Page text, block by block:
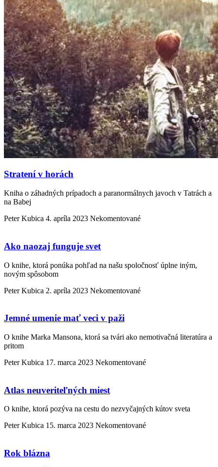
Stratení v horách
Kniha o záhadných prípadoch a paranormálnych javoch v Tatrách a
na Babej
Peter Kubica 4. apríla 2023 Nekomentované
Ako naozaj funguje svet
O knihe, ktorá ponúka pohľad na našu spoločnosť úplne iným,
novým spôsobom
Peter Kubica 2. apríla 2023 Nekomentované
Jemné umenie mať veci v paži
O knihe Marka Mansona, ktorá sa tvári ako nemotivačná literatúra a
pritom
Peter Kubica 17. marca 2023 Nekomentované
Atlas neuveriteľných miest
O knihe, ktorá pozýva na cestu do nezvyčajných kútov sveta
Peter Kubica 15. marca 2023 Nekomentované
Rok blázna